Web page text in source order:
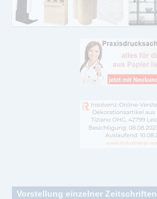
Vorstellung einzelner Zeitschriften